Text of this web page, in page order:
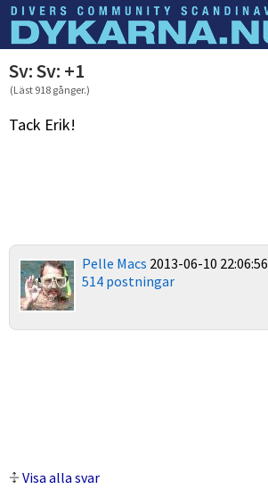
Dyknyheter
Sv: Sv: +1
(Läst 918 gånger.)
Tack Erik!
Pelle Macs 2013-06-10 22:06:56
514 postningar
Visa alla svar